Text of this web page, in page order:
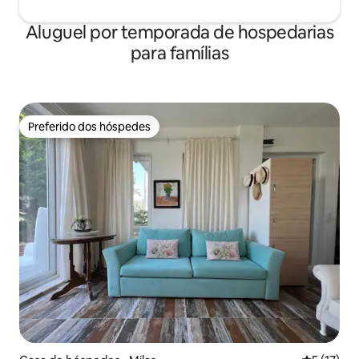
Aluguel por temporada de hospedarias
para famílias
Preferido dos hóspedes
Preferido dos hóspedes